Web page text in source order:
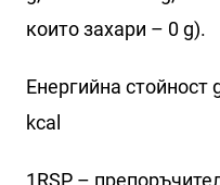
които захари – 0 g).
Енергийна стойност
kcal
1RSP –